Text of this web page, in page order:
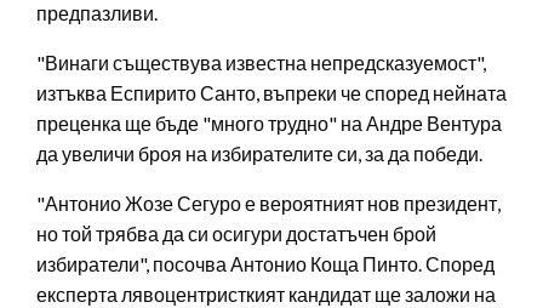
предпазливи.
"Винаги съществува известна непредсказуемост",
изтъква Еспирито Санто, въпреки че според нейната
преценка ще бъде "много трудно" на Андре Вентура
да увеличи броя на избирателите си, за да победи.
"Антонио Жозе Сегуро е вероятният нов президент,
но той трябва да си осигури достатъчен брой
избиратели", посочва Антонио Коща Пинто. Според
експерта лявоцентристкият кандидат ще заложи на